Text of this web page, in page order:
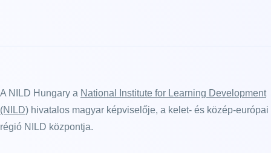
A NILD Hungary a National Institute for Learning Development
(NILD) hivatalos magyar képviselője, a kelet- és közép-európai
régió NILD központja.